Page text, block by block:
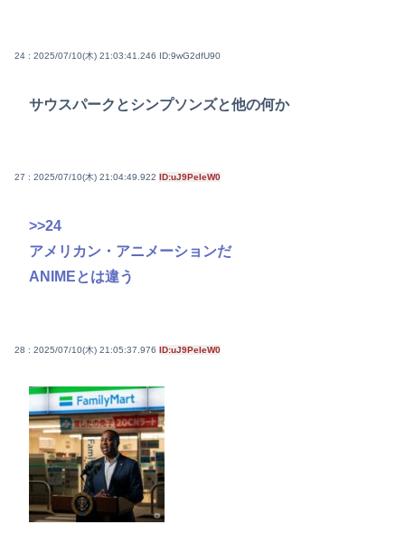
24 : 2025/07/10(木) 21:03:41.246 ID:9wG2dfU90
サウスパークとシンプソンズと他の何か
27 : 2025/07/10(木) 21:04:49.922 ID:uJ9PeIeW0
>>24
アメリカン・アニメーションだ
ANIMEとは違う
28 : 2025/07/10(木) 21:05:37.976 ID:uJ9PeIeW0